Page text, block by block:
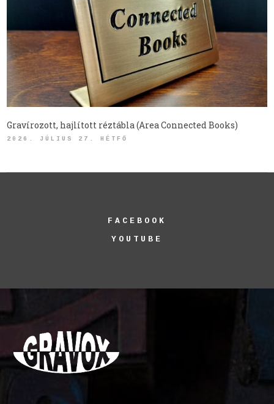
Gravírozott, hajlított réztábla (Area Connected Books)
2026. JÚLIUS 27. HÉTFŐ
FACEBOOK
YOUTUBE